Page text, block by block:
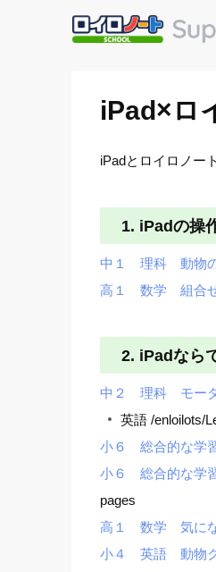
iPad×ロ
iPadとロイロノー
1. iPadの操
中１ 理科 動物の
高１ 数学 組合せ
2. iPadなら
中２ 理科 モータ
英語 /enloilots/
小６ 総合的な学
小６ 総合的な学
pages
高１ 数学 気にな
小４ 英語 動物ク